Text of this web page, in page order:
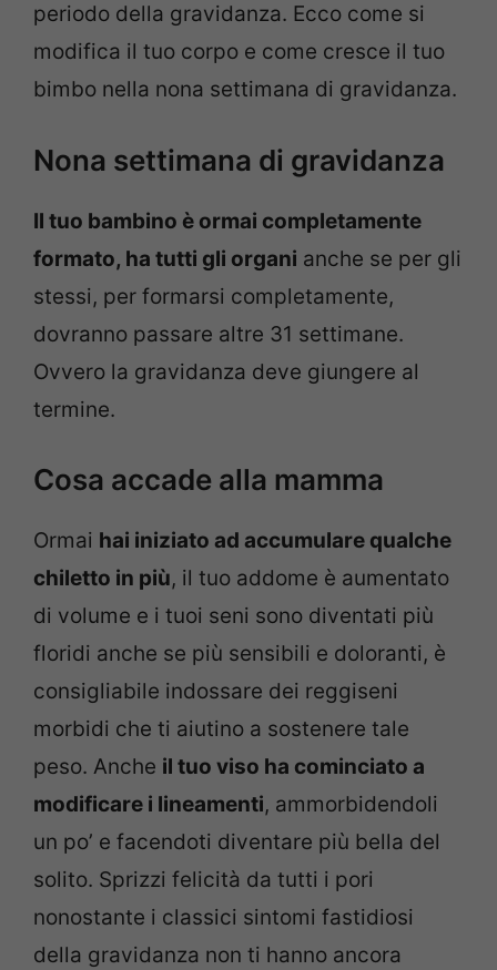
periodo della gravidanza. Ecco come si
modifica il tuo corpo e come cresce il tuo
bimbo nella nona settimana di gravidanza.
Nona settimana di gravidanza
Il tuo bambino è ormai completamente
formato, ha tutti gli organi anche se per gli
stessi, per formarsi completamente,
dovranno passare altre 31 settimane.
Ovvero la gravidanza deve giungere al
termine.
Cosa accade alla mamma
Ormai hai iniziato ad accumulare qualche
chiletto in più, il tuo addome è aumentato
di volume e i tuoi seni sono diventati più
floridi anche se più sensibili e doloranti, è
consigliabile indossare dei reggiseni
morbidi che ti aiutino a sostenere tale
peso. Anche il tuo viso ha cominciato a
modificare i lineamenti, ammorbidendoli
un po’ e facendoti diventare più bella del
solito. Sprizzi felicità da tutti i pori
nonostante i classici sintomi fastidiosi
della gravidanza non ti hanno ancora